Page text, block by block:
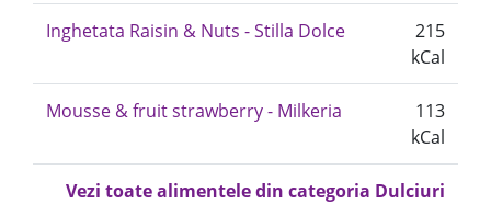
Inghetata Raisin & Nuts - Stilla Dolce
215
kCal
Mousse & fruit strawberry - Milkeria
113
kCal
Vezi toate alimentele din categoria Dulciuri